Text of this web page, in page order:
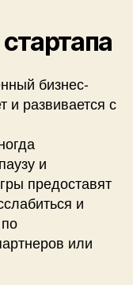
бизнес-
и развивается с
и
предоставят
и
или